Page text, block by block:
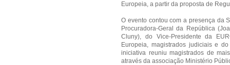
Europeia, a partir da proposta de
O evento contou com a presença da
Procuradora-Geral da República
Cluny), do Vice-Presidente da
Europeia, magistrados judiciais e
iniciativa reuniu magistrados de
através da associação Ministério